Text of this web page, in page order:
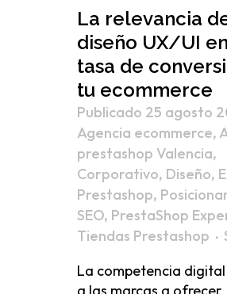
La relevancia
diseño UX/UI
tasa de
tu ecommerce
Publicado 25 agosto
Agencia ecommerce,
prestashop Valencia,
Corporativo, Diseño,
Prestashop,
SEO, PrestaShop
Tiendas Prestashop
La competencia